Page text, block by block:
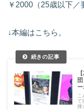
￥2000（25歳以下／
↓本編はこちら。
て
揮